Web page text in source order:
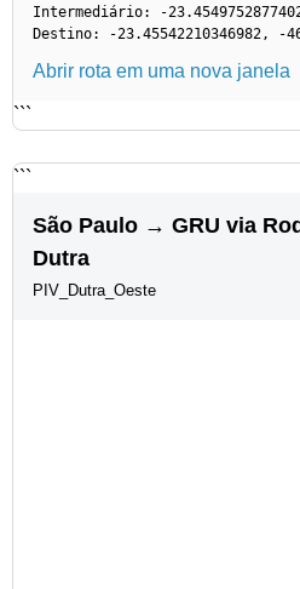
Intermediário: -
Destino: -23.45542210346982, -
Abrir rota em uma nova janela
```
```
São Paulo → GRU via
Dutra
PIV_Dutra_Oeste